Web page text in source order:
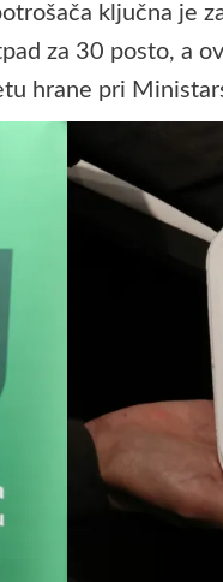
ključna je
za 30 posto, a
hrane pri